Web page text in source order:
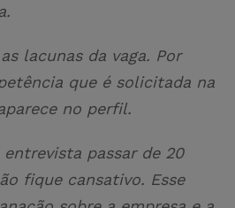
lacunas da vaga. Por
que é solicitada na
no perfil.
passar de 20
fique cansativo. Esse